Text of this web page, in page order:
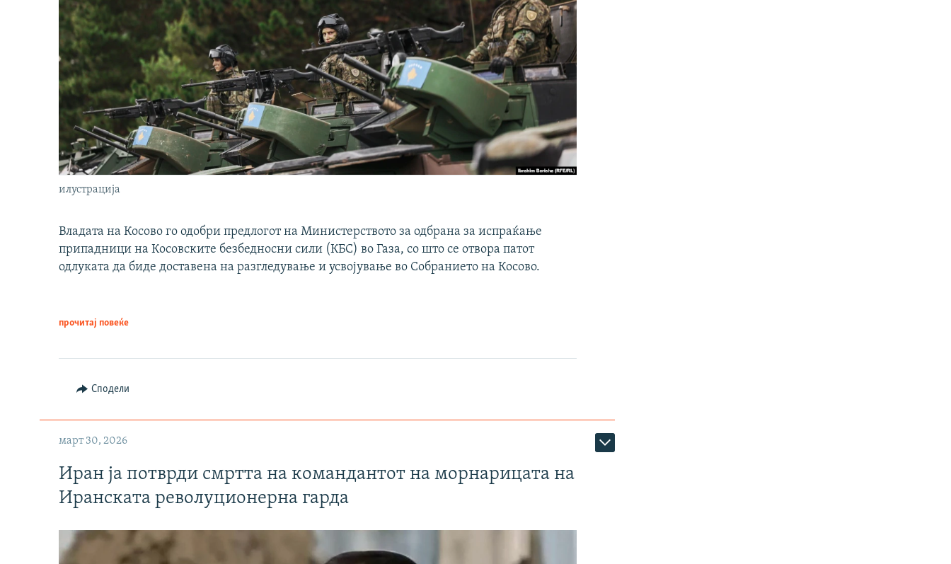
илустрација
Владата на Косово го одобри предлогот на Министерството за одбрана за испраќање
припадници на Косовските безбедносни сили (КБС) во Газа, со што се отвора патот
одлуката да биде доставена на разгледување и усвојување во Собранието на Косово.
прочитај повеќе
Сподели
март 30, 2026
Иран ја потврди смртта на командантот на морнарицата на
Иранската револуционерна гарда